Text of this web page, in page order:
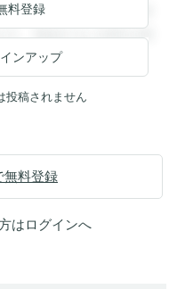
ことができます。登録
。登録すると回答を閲
料登録
ンアップ
投稿されません
無料登録
はログインへ